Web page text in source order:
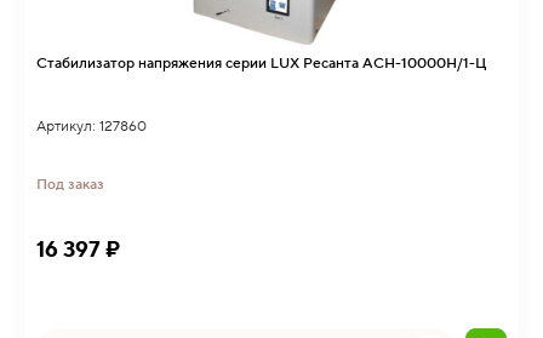
Стабилизатор напряжения серии LUX Ресанта АСН-10000Н/1-Ц
Артикул: 127860
Под заказ
16 397 ₽